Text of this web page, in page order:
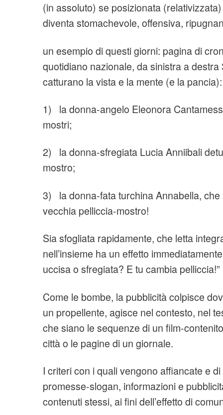
(in assoluto) se posizionata
diventa stomachevole, offensiva,
un esempio di questi giorni: pagina di
quotidiano nazionale, da sinistra a
catturano la vista e la mente (e la pancia):
1) la donna-angelo Eleonora
mostri;
2) la donna-sfregiata Lucia Anniibali
mostro;
3) la donna-fata turchina Annabella,
vecchia pelliccia-mostro!
Sia sfogliata rapidamente, che letta
nell’insieme ha un effetto
uccisa o sfregiata? E tu cambia pelliccia!”
Come le bombe, la pubblicità colpisce
un propellente, agisce nel contesto, nel
che siano le sequenze di un film-
città o le pagine di un giornale.
I criteri con i quali vengono affiancate e
promesse-slogan, informazioni e
contenuti stessi, ai fini dell’effetto di